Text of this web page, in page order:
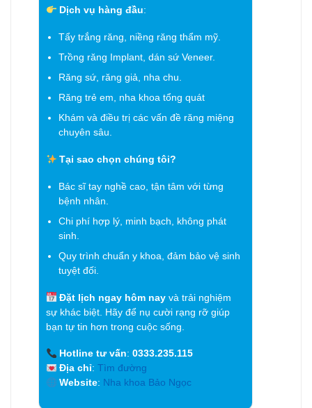
Dịch vụ hàng đầu:
Tẩy trắng răng, niềng răng thẩm mỹ.
Trồng răng Implant, dán sứ Veneer.
Răng sứ, răng giả, nha chu.
Răng trẻ em, nha khoa tổng quát
Khám và điều trị các vấn đề răng miệng
chuyên sâu.
Tại sao chọn chúng tôi?
Bác sĩ tay nghề cao, tận tâm với từng
bệnh nhân.
Chi phí hợp lý, minh bạch, không phát
sinh.
Quy trình chuẩn y khoa, đảm bảo vệ sinh
tuyệt đối.
Đặt lịch ngay hôm nay và trải nghiệm
sự khác biệt. Hãy để nụ cười rạng rỡ giúp
bạn tự tin hơn trong cuộc sống.
Hotline tư vấn:0333.235.115
Địa chỉ:Tìm đường
Website: Nha khoa Bảo Ngọc